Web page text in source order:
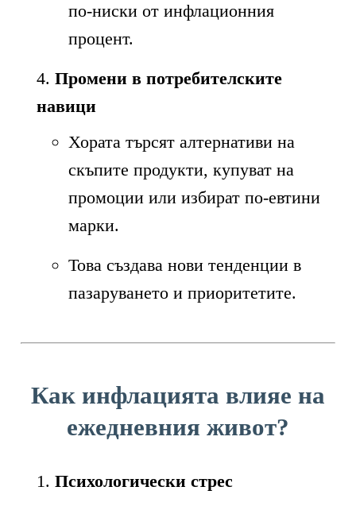
по-ниски от инфлационния
процент.
Промени в потребителските
навици
Хората търсят алтернативи на
скъпите продукти, купуват на
промоции или избират по-евтини
марки.
Това създава нови тенденции в
пазаруването и приоритетите.
Как инфлацията влияе на
ежедневния живот?
Психологически стрес